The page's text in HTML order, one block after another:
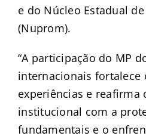
e do Núcleo Estadual
(Nuprom).
“A participação do MP
internacionais fortalece
experiências e reafirma
institucional com a
fundamentais e o